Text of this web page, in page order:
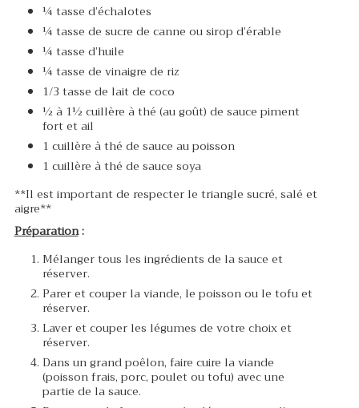
¼ tasse d’échalotes
¼ tasse de sucre de canne ou sirop d’érable
¼ tasse d’huile
¼ tasse de vinaigre de riz
1/3 tasse de lait de coco
½ à 1½ cuillère à thé (au goût) de sauce piment
fort et ail
1 cuillère à thé de sauce au poisson
1 cuillère à thé de sauce soya
**Il est important de respecter le triangle sucré, salé et
aigre**
Préparation:
Mélanger tous les ingrédients de la sauce et
réserver.
Parer et couper la viande, le poisson ou le tofu et
réserver.
Laver et couper les légumes de votre choix et
réserver.
Dans un grand poêlon, faire cuire la viande
(poisson frais, porc, poulet ou tofu) avec une
partie de la sauce.